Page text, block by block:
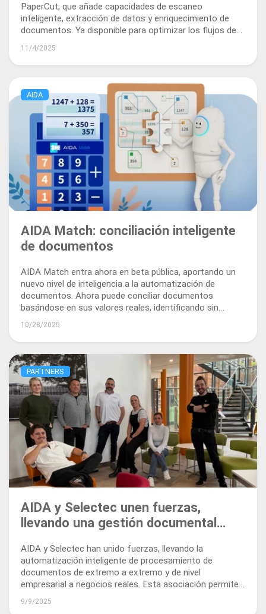
PaperCut, que añade capacidades de escaneo
inteligente, extracción de datos y enriquecimiento de
documentos. Ya disponible para optimizar los flujos de
11/4/2025
AIDA
AIDA Match: conciliación inteligente
de documentos
AIDA Match entra ahora en beta pública, aportando un
nuevo nivel de inteligencia a la automatización de
documentos. Ahora puede conciliar documentos
basándose en sus valores reales, identificando sin
10/28/2025
PARTNERS
AIDA y Selectec unen fuerzas,
llevando una gestión documental
reales
AIDA y Selectec han unido fuerzas, llevando la
automatización inteligente de procesamiento de
documentos de extremo a extremo y de nivel
empresarial a negocios reales. Esta asociación permite
a las organizaciones delegar tareas documentales
rutinarias, como facturas y contratos, a agentes de IA.
9/9/2025